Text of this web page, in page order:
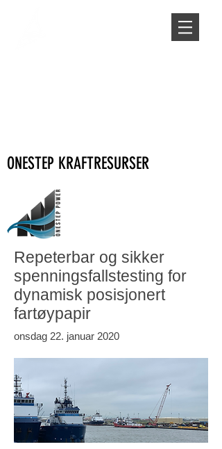
ONESTEP KRAFTRESURSER
Repeterbar og sikker
spenningsfallstesting for
dynamisk posisjonert
fartøypapir
onsdag 22. januar 2020